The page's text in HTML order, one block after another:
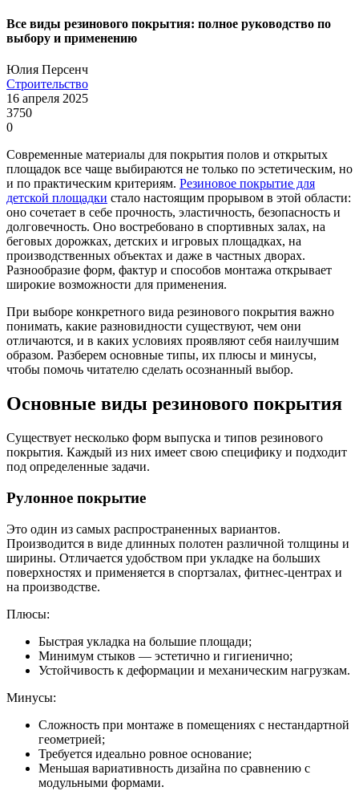
Все виды резинового покрытия: полное руководство по
выбору и применению
Юлия Персенч
Строительство
16 апреля 2025
3750
0
Современные материалы для покрытия полов и открытых
площадок все чаще выбираются не только по эстетическим, но
и по практическим критериям. Резиновое покрытие для
детской площадки стало настоящим прорывом в этой области:
оно сочетает в себе прочность, эластичность, безопасность и
долговечность. Оно востребовано в спортивных залах, на
беговых дорожках, детских и игровых площадках, на
производственных объектах и даже в частных дворах.
Разнообразие форм, фактур и способов монтажа открывает
широкие возможности для применения.
При выборе конкретного вида резинового покрытия важно
понимать, какие разновидности существуют, чем они
отличаются, и в каких условиях проявляют себя наилучшим
образом. Разберем основные типы, их плюсы и минусы,
чтобы помочь читателю сделать осознанный выбор.
Основные виды резинового покрытия
Существует несколько форм выпуска и типов резинового
покрытия. Каждый из них имеет свою специфику и подходит
под определенные задачи.
Рулонное покрытие
Это один из самых распространенных вариантов.
Производится в виде длинных полотен различной толщины и
ширины. Отличается удобством при укладке на больших
поверхностях и применяется в спортзалах, фитнес-центрах и
на производстве.
Плюсы:
Быстрая укладка на большие площади;
Минимум стыков — эстетично и гигиенично;
Устойчивость к деформации и механическим нагрузкам.
Минусы:
Сложность при монтаже в помещениях с нестандартной
геометрией;
Требуется идеально ровное основание;
Меньшая вариативность дизайна по сравнению с
модульными формами.